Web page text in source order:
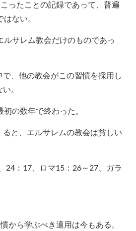
ったことの記録であって、普遍
ない。
サレム教会だけのものであっ
で、他の教会がこの習慣を採用し
。
の数年で終わった。
ると、エルサレムの教会は貧しい
24：17、ロマ15：26～27、ガラ
から学ぶべき適用は今もある。